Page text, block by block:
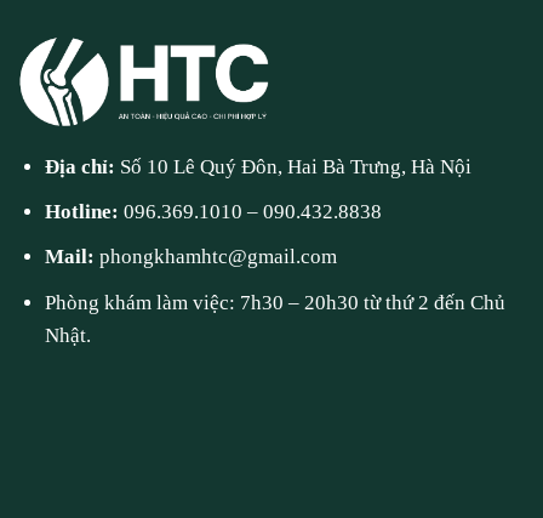
Địa chỉ: Số 10 Lê Quý Đôn, Hai Bà Trưng, Hà Nội
Hotline:096.369.1010 –090.432.8838
Mail:phongkhamhtc@gmail.com
Phòng khám làm việc: 7h30 – 20h30 từ thứ 2 đến Chủ
Nhật.